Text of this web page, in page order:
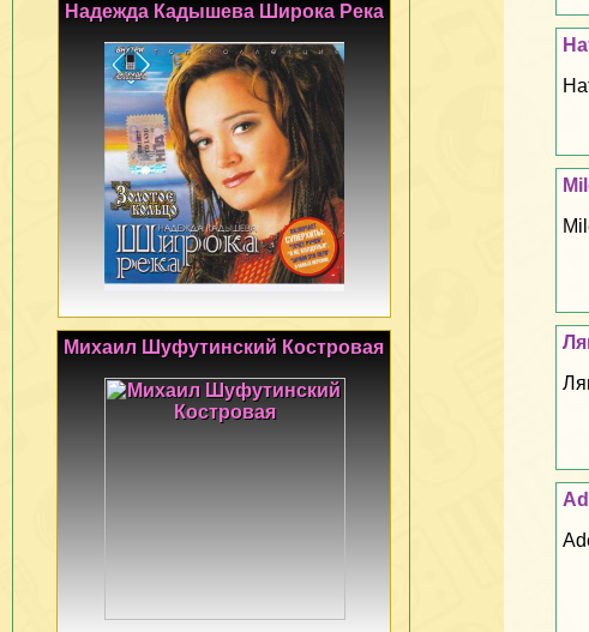
Надежда Кадышева Широка Река
Михаил Шуфутинский Костровая